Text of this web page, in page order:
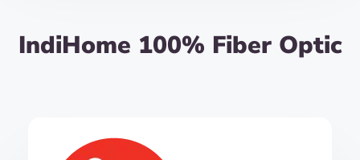
IndiHome 100% Fiber Optic